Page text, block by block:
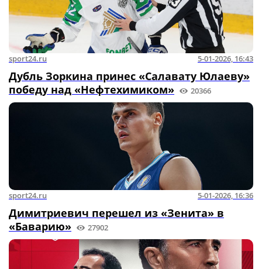
sport24.ru 5-01-2026, 16:43
Дубль Зоркина принес «Салавату Юлаеву»
победу над «Нефтехимиком»
20366
sport24.ru 5-01-2026, 16:36
Димитриевич перешел из «Зенита» в
«Баварию»
27902